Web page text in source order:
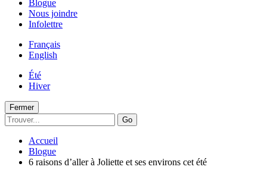
Blogue
Nous joindre
Infolettre
Français
English
Été
Hiver
Fermer
Go
Accueil
Blogue
6 raisons d’aller à Joliette et ses environs cet été